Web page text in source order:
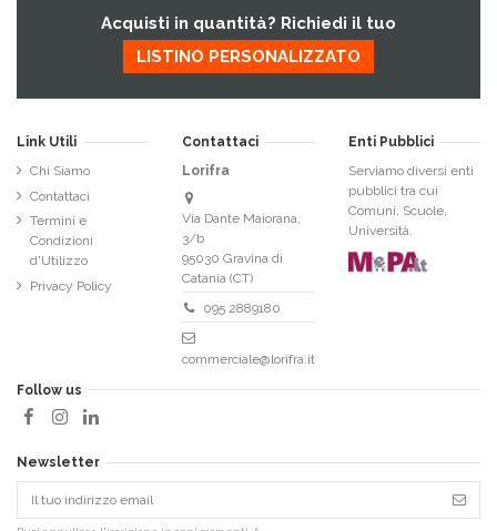
Acquisti in quantità? Richiedi il tuo
LISTINO PERSONALIZZATO
Link Utili
Chi Siamo
Contattaci
Termini e
Condizioni
d'Utilizzo
Privacy Policy
Contattaci
Lorifra
Via Dante Maiorana,
3/b
95030 Gravina di
Catania (CT)
095 2889180
commerciale@lorifra.it
Enti Pubblici
Serviamo diversi enti
pubblici tra cui
Comuni, Scuole,
Università.
Follow us
Newsletter